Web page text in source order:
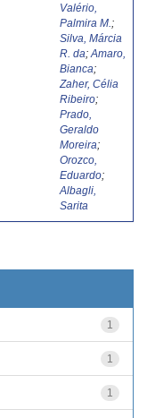
Valério,
Palmira M. ;
Silva, Márcia
R. da; Amaro,
Bianca;
Zaher, Célia
Ribeiro;
Prado,
Geraldo
Moreira;
Orozco,
Eduardo;
Albagli,
Sarita
1
1
1